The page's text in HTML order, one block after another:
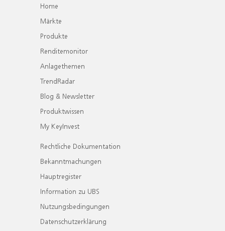
Home
Märkte
Produkte
Renditemonitor
Anlagethemen
TrendRadar
Blog & Newsletter
Produktwissen
My KeyInvest
Rechtliche Dokumentation
Bekanntmachungen
Hauptregister
Information zu UBS
Nutzungsbedingungen
Datenschutzerklärung